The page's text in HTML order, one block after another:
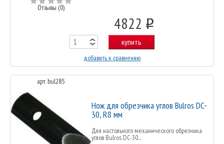
Отзывы (0)
4822 o
купить
добавить к сравнению
арт. bul285
Нож для обрезчика углов Bulros DC-
30, R8 мм
Для настольного механического обрезчика
углов Bulros DC-30...